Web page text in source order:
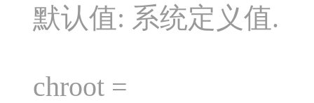
默认值: 系统定义值.
chroot =